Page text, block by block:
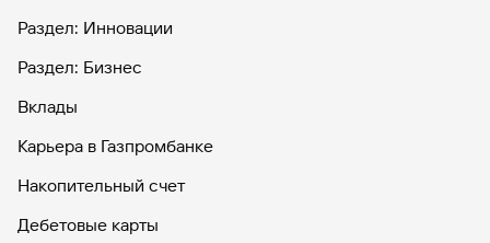
Раздел: Инновации
Раздел: Бизнес
Вклады
Карьера в Газпромбанке
Накопительный счет
Дебетовые карты